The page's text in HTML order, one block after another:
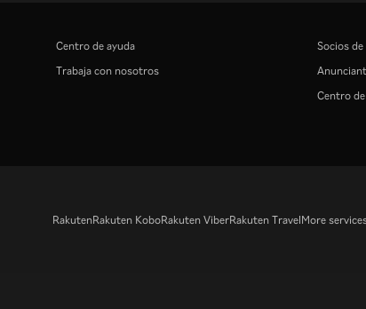
Centro de ayuda
Trabaja con nosotros
Socios
Centro
RakutenRakuten KoboRakuten ViberRakuten TravelMore